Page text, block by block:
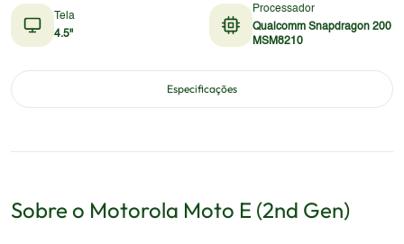
Tela
4.5"
Processador
Qualcomm Snapdragon 200
MSM8210
Especificações
Sobre o Motorola Moto E (2nd Gen)